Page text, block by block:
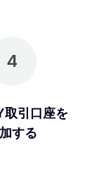
4
取引口座を
する